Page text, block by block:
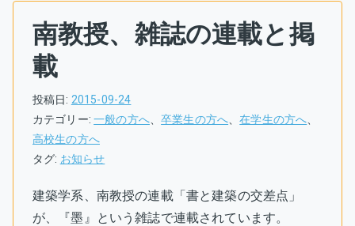
南教授、雑誌の連載と掲
載
投稿日: 2015-09-24
カテゴリー:一般の方へ、卒業生の方へ、在学生の方へ、
高校生の方へ
タグ: お知らせ
建築学系、南教授の連載「書と建築の交差点」
が、『墨』という雑誌で連載されています。